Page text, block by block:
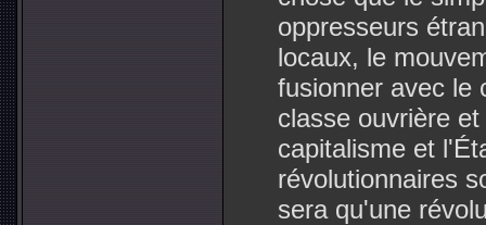
oppresseurs
locaux, le
fusionner avec le
classe ouvrière
capitalisme et
révolutionnaires
sera qu'une